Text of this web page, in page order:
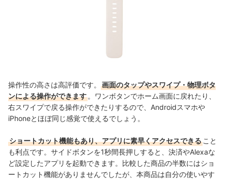
操作性の高さは高評価です。
画面のタップやスワイプ・物理ボタ
ンによる操作ができます 。ワンボタンでホーム画面に戻れたり、
右スワイプで戻る操作ができたりするので、Androidスマホや
iPhoneとほぼ同じ感覚で使えるでしょう。
ショートカット機能もあり、アプリに素早くアクセスできる こと
も利点です。サイドボタンを1秒間長押しすると、決済やAlexaな
ど設定したアプリを起動できます。比較した商品の半数にはショ
ートカット機能がありませんでしたが、本商品は自分の使いやす